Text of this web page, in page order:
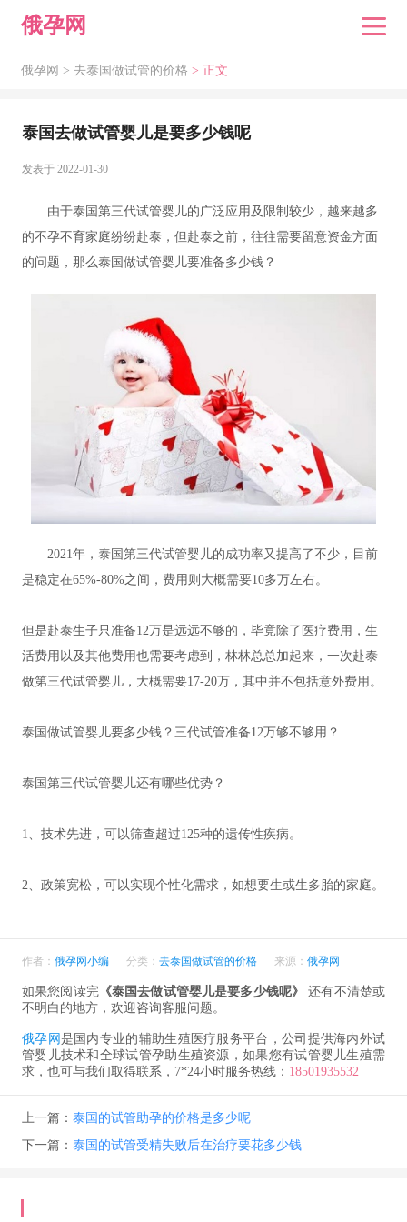
俄孕网
俄孕网 > 去泰国做试管的价格 > 正文
泰国去做试管婴儿是要多少钱呢
发表于 2022-01-30
由于泰国第三代试管婴儿的广泛应用及限制较少，越来越多
的不孕不育家庭纷纷赴泰，但赴泰之前，往往需要留意资金方面
的问题，那么泰国做试管婴儿要准备多少钱？
2021年，泰国第三代试管婴儿的成功率又提高了不少，目前
是稳定在65%-80%之间，费用则大概需要10多万左右。
但是赴泰生子只准备12万是远远不够的，毕竟除了医疗费用，生
活费用以及其他费用也需要考虑到，林林总总加起来，一次赴泰
做第三代试管婴儿，大概需要17-20万，其中并不包括意外费用。
泰国做试管婴儿要多少钱？三代试管准备12万够不够用？
泰国第三代试管婴儿还有哪些优势？
1、技术先进，可以筛查超过125种的遗传性疾病。
2、政策宽松，可以实现个性化需求，如想要生或生多胎的家庭。
作者： 俄孕网小编 分类： 去泰国做试管的价格 来源： 俄孕网
如果您阅读完《泰国去做试管婴儿是要多少钱呢》
还有不清楚或
不明白的地方，欢迎咨询客服问题。
俄孕网 是国内专业的辅助生殖医疗服务平台，公司提供海内外试
管婴儿技术和全球试管孕助生殖资源，如果您有试管婴儿生殖需
求，也可与我们取得联系，7*24小时服务热线： 18501935532
上一篇： 泰国的试管助孕的价格是多少呢
下一篇： 泰国的试管受精失败后在治疗要花多少钱